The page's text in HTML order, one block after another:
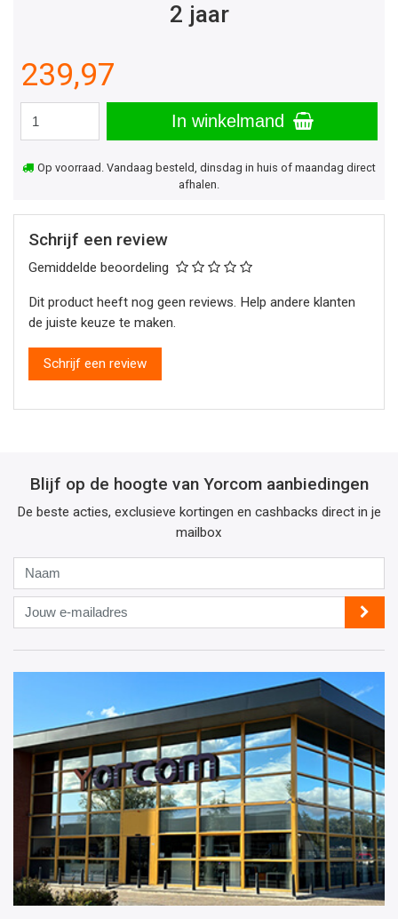
2 jaar
239,97
In winkelmand
Op voorraad. Vandaag besteld, dinsdag in huis of maandag direct
afhalen.
Schrijf een review
Gemiddelde beoordeling
Dit product heeft nog geen reviews. Help andere klanten
de juiste keuze te maken.
Schrijf een review
Blijf op de hoogte van Yorcom aanbiedingen
De beste acties, exclusieve kortingen en cashbacks direct in je
mailbox
Jouw
e-
mailadres